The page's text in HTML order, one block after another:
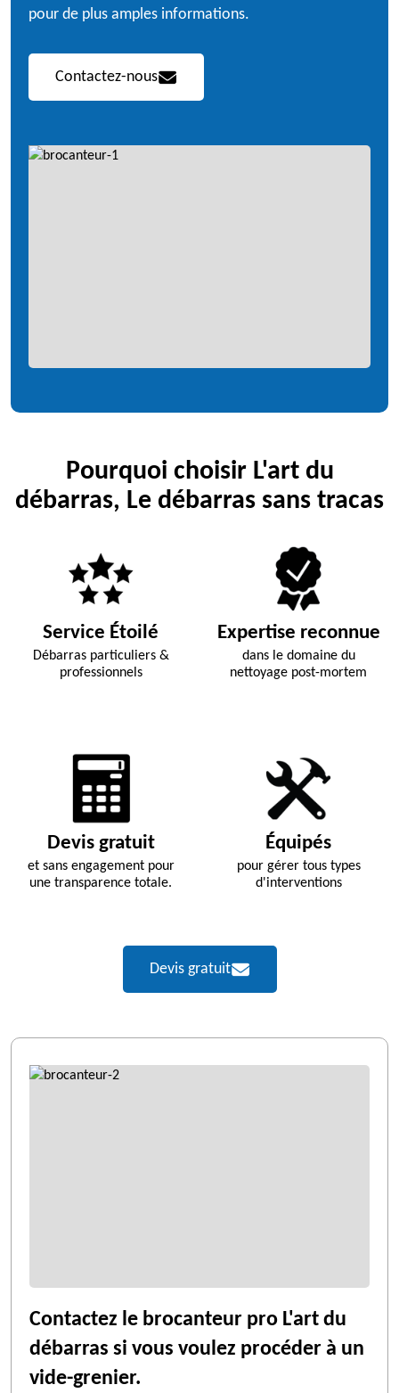
pour de plus amples informations.
Contactez-nous
Pourquoi choisir L'art du
débarras, Le débarras sans tracas
Service Étoilé
Débarras particuliers &
professionnels
Expertise reconnue
dans le domaine du
nettoyage post-mortem
Devis gratuit
et sans engagement pour
une transparence totale.
Équipés
pour gérer tous types
d'interventions
Devis gratuit
Contactez le brocanteur pro L'art du
débarras si vous voulez procéder à un
vide-grenier.